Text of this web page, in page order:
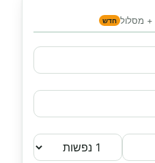
+ מסלול חדש